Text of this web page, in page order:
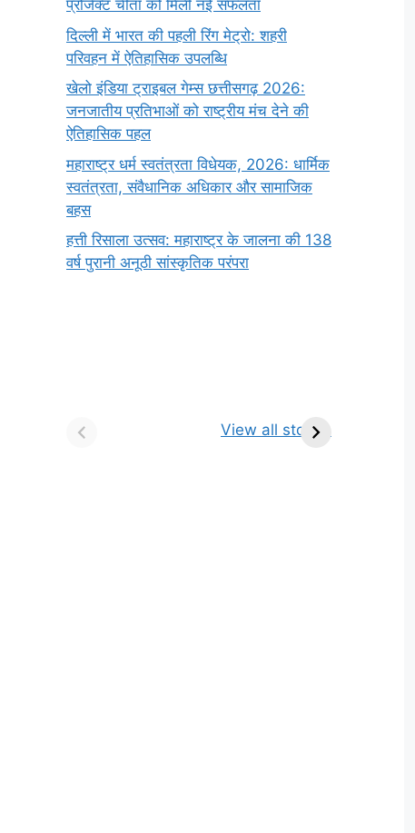
प्रोजेक्ट चीता को मिली नई सफलता
दिल्ली में भारत की पहली रिंग मेट्रो: शहरी
परिवहन में ऐतिहासिक उपलब्धि
खेलो इंडिया ट्राइबल गेम्स छत्तीसगढ़ 2026:
जनजातीय प्रतिभाओं को राष्ट्रीय मंच देने की
ऐतिहासिक पहल
महाराष्ट्र धर्म स्वतंत्रता विधेयक, 2026: धार्मिक
स्वतंत्रता, संवैधानिक अधिकार और सामाजिक
बहस
हत्ती रिसाला उत्सव: महाराष्ट्र के जालना की 138
वर्ष पुरानी अनूठी सांस्कृतिक परंपरा
View all stories
किसे कहते है? परिभाषा,
ज्योतिर्लिंग | नाम, स्थान एवं